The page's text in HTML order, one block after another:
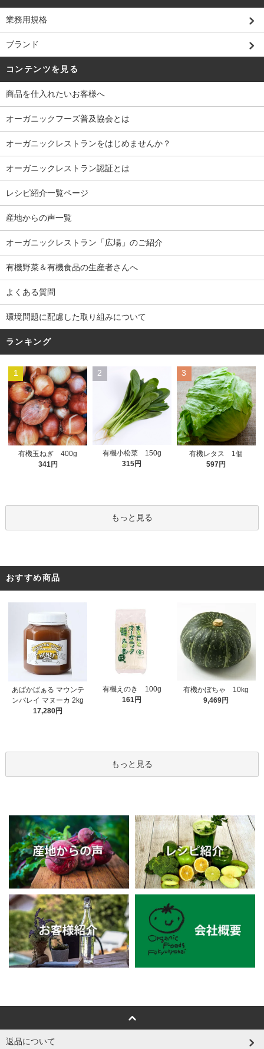
業務用規格
ブランド
コンテンツを見る
商品を仕入れたいお客様へ
オーガニックフーズ普及協会とは
オーガニックレストランをはじめませんか？
オーガニックレストラン認証とは
レシピ紹介一覧ページ
産地からの声一覧
オーガニックレストラン「広場」のご紹介
有機野菜＆有機食品の生産者さんへ
よくある質問
環境問題に配慮した取り組みについて
ランキング
1
有機玉ねぎ 400g
341円
2
有機小松菜 150g
315円
3
有機レタス 1個
597円
もっと見る
おすすめ商品
あぱかばぁる マウンテ
ンバレイ マヌーカ 2kg
17,280円
有機えのき 100g
161円
有機かぼちゃ 10kg
9,469円
もっと見る
返品について